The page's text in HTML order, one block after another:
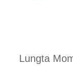
Lungta